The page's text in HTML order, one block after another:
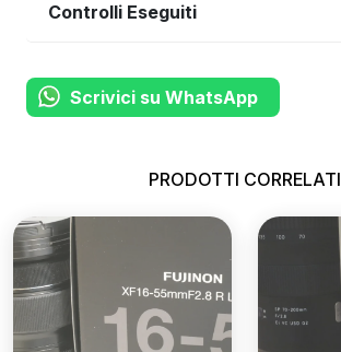
Controlli Eseguiti
Scrivici su WhatsApp
PRODOTTI CORRELATI